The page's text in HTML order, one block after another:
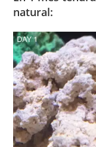
natural: